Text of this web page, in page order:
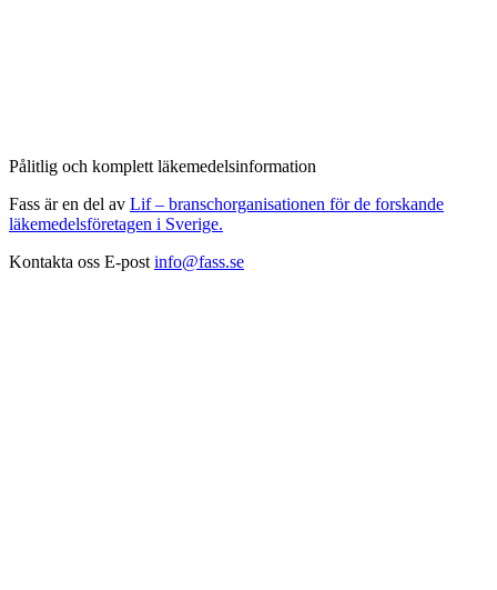
Pålitlig och komplett läkemedelsinformation
Fass är en del av Lif – branschorganisationen för de forskande
läkemedelsföretagen i Sverige.
Kontakta oss E-post info@fass.se